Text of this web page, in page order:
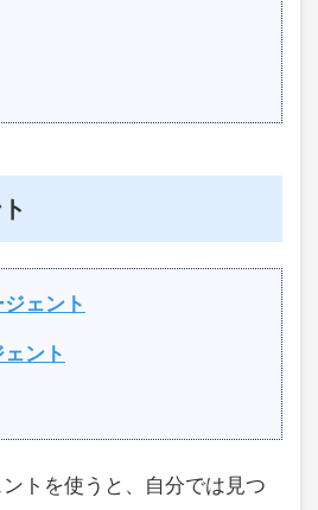
ェント
ント
トを使うと、自分では見つ